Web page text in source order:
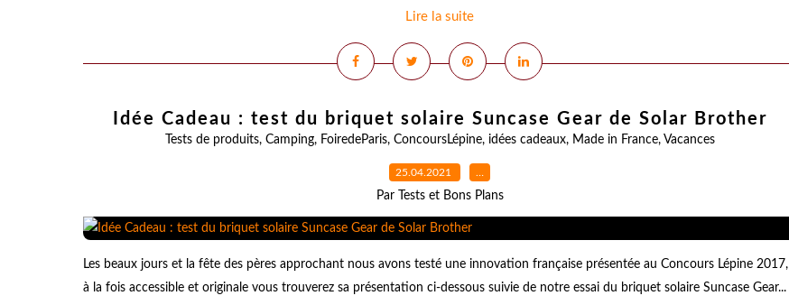
Lire la suite
Idée Cadeau : test du briquet solaire Suncase Gear de Solar Brother
Tests de produits, Camping, FoiredeParis, ConcoursLépine, idées cadeaux, Made in France, Vacances
25.04.2021 …
Par Tests et Bons Plans
Les beaux jours et la fête des pères approchant nous avons testé une innovation française présentée au Concours Lépine 2017,
à la fois accessible et originale vous trouverez sa présentation ci-dessous suivie de notre essai du briquet solaire Suncase Gear...